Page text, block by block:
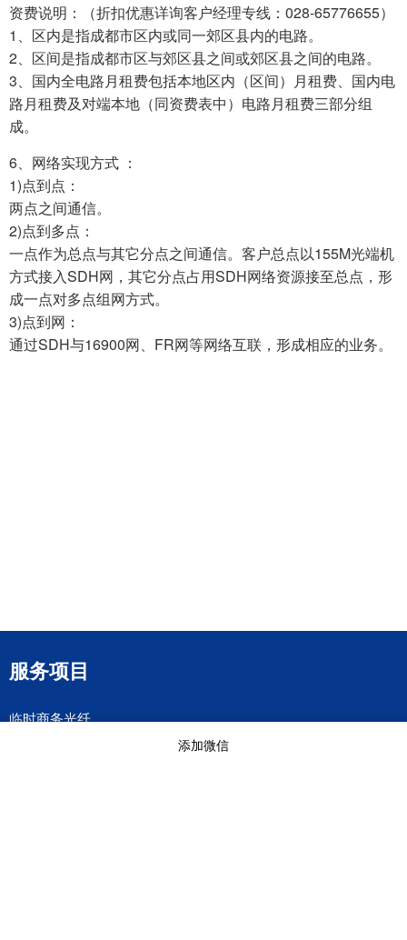
资费说明：（折扣优惠详询客户经理专线：028-65776655）
1、区内是指成都市区内或同一郊区县内的电路。
2、区间是指成都市区与郊区县之间或郊区县之间的电路。
3、国内全电路月租费包括本地区内（区间）月租费、国内电
路月租费及对端本地（同资费表中）电路月租费三部分组
成。
6、网络实现方式 ：
1)点到点：
两点之间通信。
2)点到多点：
一点作为总点与其它分点之间通信。客户总点以155M光端机
方式接入SDH网，其它分点占用SDH网络资源接至总点，形
成一点对多点组网方式。
3)点到网：
通过SDH与16900网、FR网等网络互联，形成相应的业务。
服务项目
临时商务光纤
添加微信